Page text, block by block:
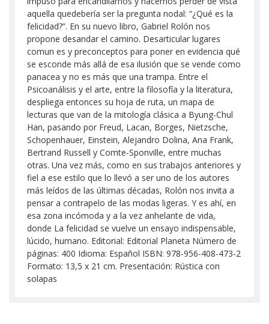
aquella quedebería ser la pregunta nodal: “¿Qué es la
felicidad?”. En su nuevo libro, Gabriel Rolón nos
propone desandar el camino. Desarticular lugares
comun es y preconceptos para poner en evidencia qué
se esconde más allá de esa ilusión que se vende como
panacea y no es más que una trampa. Entre el
Psicoanálisis y el arte, entre la filosofía y la literatura,
despliega entonces su hoja de ruta, un mapa de
lecturas que van de la mitología clásica a Byung-Chul
Han, pasando por Freud, Lacan, Borges, Nietzsche,
Schopenhauer, Einstein, Alejandro Dolina, Ana Frank,
Bertrand Russell y Comte-Sponville, entre muchas
otras. Una vez más, como en sus trabajos anteriores y
fiel a ese estilo que lo llevó a ser uno de los autores
más leídos de las últimas décadas, Rolón nos invita a
pensar a contrapelo de las modas ligeras. Y es ahí, en
esa zona incómoda y a la vez anhelante de vida,
donde La felicidad se vuelve un ensayo indispensable,
lúcido, humano. Editorial: Editorial Planeta Número de
páginas: 400 Idioma: Español ISBN: 978-956-408-473-2
Formato: 13,5 x 21 cm. Presentación: Rústica con
solapas